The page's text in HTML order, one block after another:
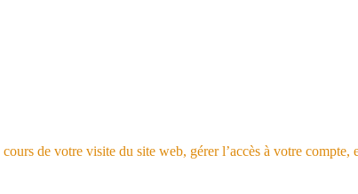
de votre visite du site web, gérer l’accès à votre compte,